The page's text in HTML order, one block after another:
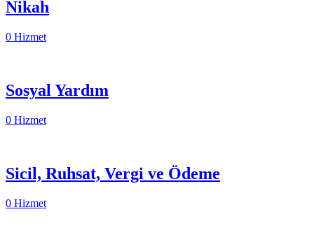
Nikah
0 Hizmet
Sosyal Yardım
0 Hizmet
Sicil, Ruhsat, Vergi ve Ödeme
0 Hizmet